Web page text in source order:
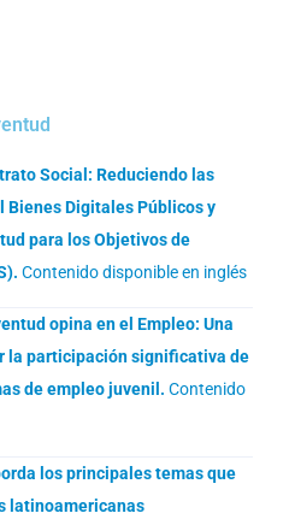
Social: Reduciendo las
Bienes Digitales Públicos y
para los Objetivos de
Contenido disponible en inglés
opina en el Empleo: Una
la participación significativa de
de empleo juvenil. Contenido
los principales temas que
latinoamericanas